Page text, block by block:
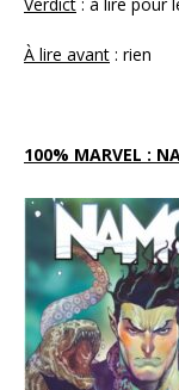
À lire avant : rien
100% MARVEL :